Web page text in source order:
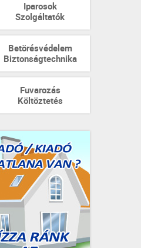
Iparosok
Szolgáltatók
Betörésvédelem
Biztonságtechnika
Fuvarozás
Költöztetés